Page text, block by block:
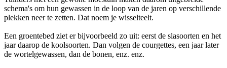
schema's om hun gewassen in de loop van de jaren op verschillende
plekken neer te zetten. Dat noem je wisselteelt.
Een groentebed ziet er bijvoorbeeld zo uit: eerst de slasoorten en het
jaar daarop de koolsoorten. Dan volgen de courgettes, een jaar later
de wortelgewassen, dan de bonen, enz. enz.